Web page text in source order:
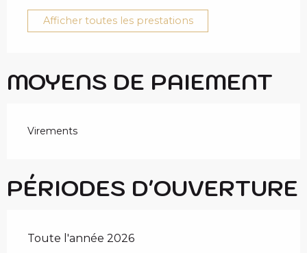
Afficher toutes les prestations
MOYENS DE PAIEMENT
Virements
PÉRIODES D'OUVERTURE
Toute l'année 2026